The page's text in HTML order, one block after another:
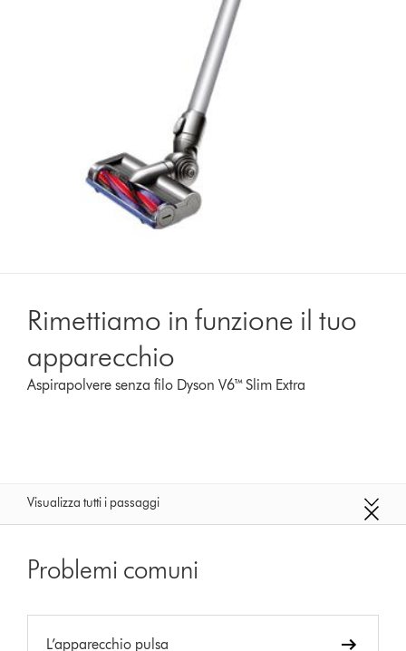
Rimettiamo in funzione il tuo
apparecchio
Aspirapolvere senza filo Dyson V6™ Slim Extra
Visualizza tutti i passaggi
Problemi comuni
L’apparecchio pulsa